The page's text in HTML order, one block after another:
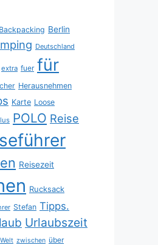
Backpacking Berlin
Deutschland
extra fuer für
Herausnehmen
Karte Loose
POLO Reise
Reisezeit
Rucksack
Stefan Tipps.
Urlaubszeit
Welt zwischen über